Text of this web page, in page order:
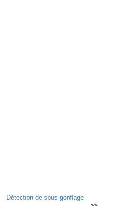
Détection de sous-gonflage